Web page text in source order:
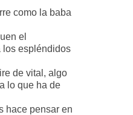
como la baba
el
los espléndidos
de vital, algo
lo que ha de
hace pensar en